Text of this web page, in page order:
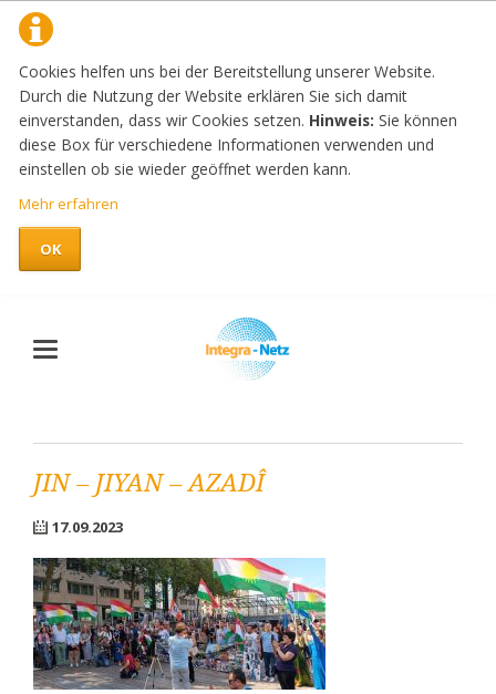
Cookies helfen uns bei der Bereitstellung unserer Website.
Durch die Nutzung der Website erklären Sie sich damit
einverstanden, dass wir Cookies setzen. Hinweis: Sie können
diese Box für verschiedene Informationen verwenden und
einstellen ob sie wieder geöffnet werden kann.
Mehr erfahren
OK
JIN – JIYAN – AZADÎ
17.09.2023